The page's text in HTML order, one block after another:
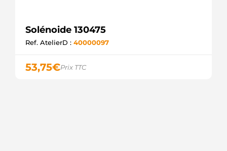
Solénoide 130475
Ref. AtelierD : 40000097
53,75€Prix TTC